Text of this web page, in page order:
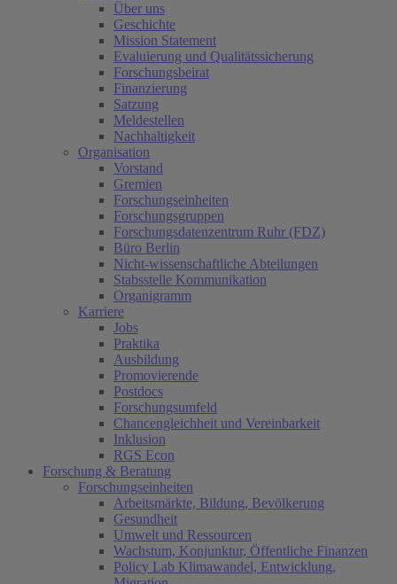
Über uns
Geschichte
Mission Statement
Evaluierung und Qualitätssicherung
Forschungsbeirat
Finanzierung
Satzung
Meldestellen
Nachhaltigkeit
Organisation
Vorstand
Gremien
Forschungseinheiten
Forschungsgruppen
Forschungsdatenzentrum Ruhr (FDZ)
Büro Berlin
Nicht-wissenschaftliche Abteilungen
Stabsstelle Kommunikation
Organigramm
Karriere
Jobs
Praktika
Ausbildung
Promovierende
Postdocs
Forschungsumfeld
Chancengleichheit und Vereinbarkeit
Inklusion
RGS Econ
Forschung & Beratung
Forschungseinheiten
Arbeitsmärkte, Bildung, Bevölkerung
Gesundheit
Umwelt und Ressourcen
Wachstum, Konjunktur, Öffentliche Finanzen
Policy Lab Klimawandel, Entwicklung,